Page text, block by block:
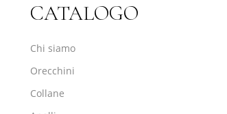
CATALOGO
Chi siamo
Orecchini
Collane